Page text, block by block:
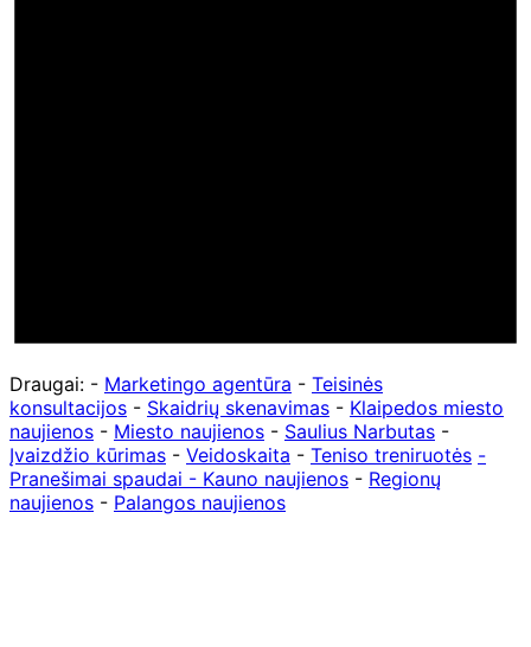
Draugai: - Marketingo agentūra - Teisinės
konsultacijos - Skaidrių skenavimas - Klaipedos miesto
naujienos - Miesto naujienos - Saulius Narbutas -
Įvaizdžio kūrimas - Veidoskaita - Teniso treniruotės -
Pranešimai spaudai - Kauno naujienos - Regionų
naujienos - Palangos naujienos